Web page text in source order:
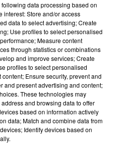
Haute-Garonne
following data processing based on
interest: Store and/or access
data to select advertising; Create
Use profiles to select personalised
Measure content
through statistics or combinations
and improve services; Create
profiles to select personalised
Ensure security, prevent and
and present advertising and content;
These technologies may
and browsing data to offer
based on information actively
data; Match and combine data from
Identify devices based on